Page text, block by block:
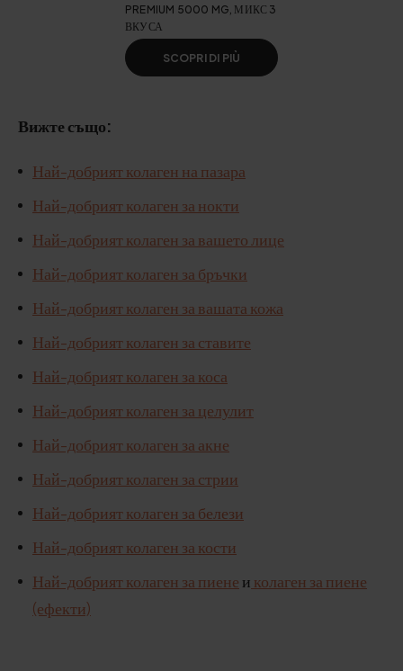
PREMIUM 5000 MG, МИКС 3
ВКУСА
SCOPRI DI PIÙ
Вижте също:
Най-добрият колаген на пазара
Най-добрият колаген за нокти
Най-добрият колаген за вашето лице
Най-добрият колаген за бръчки
Най-добрият колаген за вашата кожа
Най-добрият колаген за ставите
Най-добрият колаген за коса
Най-добрият колаген за целулит
Най-добрият колаген за акне
Най-добрият колаген за стрии
Най-добрият колаген за белези
Най-добрият колаген за кости
Най-добрият колаген за пиене и колаген за пиене
(ефекти)